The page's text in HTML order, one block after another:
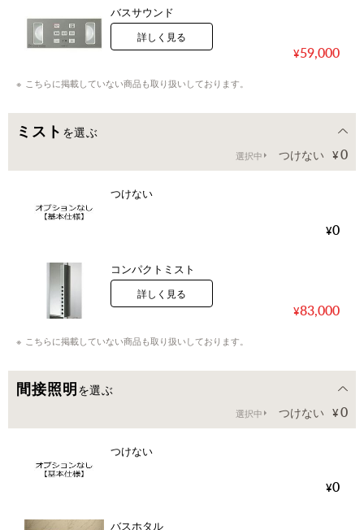
バスサウンド
詳しく見る
59,000
こちらに掲載していない商品も取り扱いしております。
ミスト を選ぶ
選択中 つけない 0
つけない
0
コンパクトミスト
詳しく見る
83,000
こちらに掲載していない商品も取り扱いしております。
間接照明を選ぶ
選択中 つけない 0
つけない
0
バスホタル